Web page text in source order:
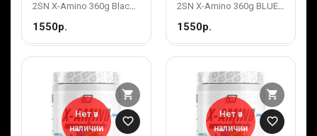
2SN X-Amino 360g Blackberry
1550р.
2SN X-Amino 360g BLUE RASPBERRY
1550р.
Нет в
наличии
shopping_cart
favorite_border
Нет в
наличии
shopping_cart
favorite_border